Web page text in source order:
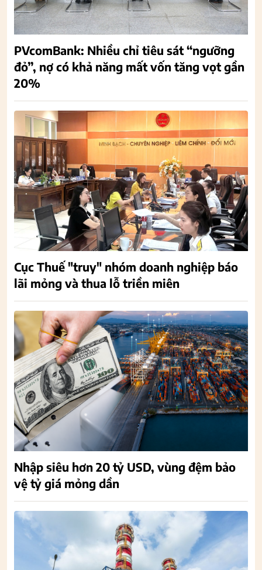
PVcomBank: Nhiều chỉ tiêu sát “ngưỡng
đỏ”, nợ có khả năng mất vốn tăng vọt gần
20%
Cục Thuế "truy" nhóm doanh nghiệp báo
lãi mỏng và thua lỗ triền miên
Nhập siêu hơn 20 tỷ USD, vùng đệm bảo
vệ tỷ giá mỏng dần